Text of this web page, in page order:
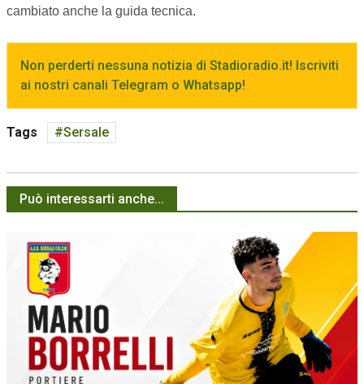
cambiato anche la guida tecnica.
Non perderti nessuna notizia di Stadioradio.it! Iscriviti
ai nostri canali Telegram o Whatsapp!
Tags Sersale
Può interessarti anche...